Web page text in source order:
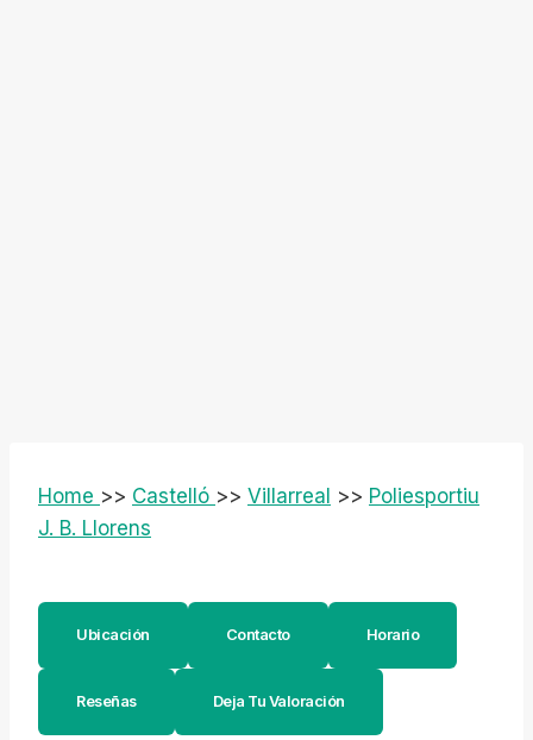
Home >> Castelló >> Villarreal >> Poliesportiu
J. B. Llorens
Ubicación Contacto Horario
Reseñas Deja Tu Valoración